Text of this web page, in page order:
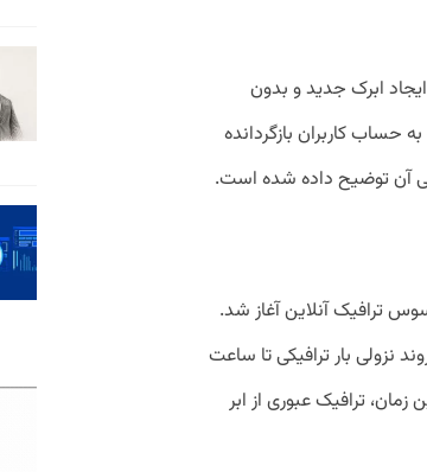
ابرک جدید و بدون
حساب کاربران بازگردانده
آن توضیح داده شده است.
با افت محسوس ترافیک آنلاین آغاز شد.
روند نزولی بار ترافیکی تا ساعت
۱۹ اتفاق افتاد. در این زمان، ترافیک عبوری از ابر